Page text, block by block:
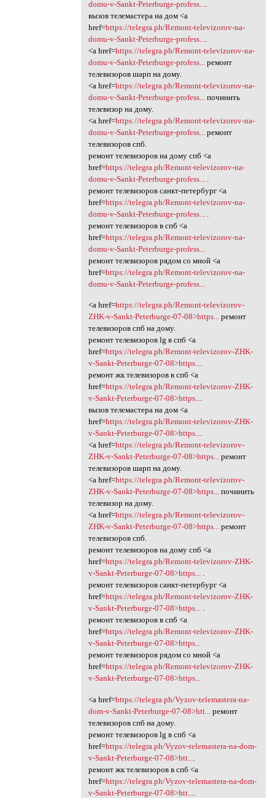
domu-v-Sankt-Peterburge-profess...
вызов телемастера на дом <a
href=https://telegra.ph/Remont-televizorov-na-
domu-v-Sankt-Peterburge-profess...
<a href=https://telegra.ph/Remont-televizorov-na-
domu-v-Sankt-Peterburge-profess...
ремонт
телевизоров шарп на дому.
<a href=https://telegra.ph/Remont-televizorov-na-
domu-v-Sankt-Peterburge-profess...
починить
телевизор на дому.
<a href=https://telegra.ph/Remont-televizorov-na-
domu-v-Sankt-Peterburge-profess...
ремонт
телевизоров спб.
ремонт телевизоров на дому спб <a
href=https://telegra.ph/Remont-televizorov-na-
domu-v-Sankt-Peterburge-profess...
ремонт телевизоров санкт-петербург <a
href=https://telegra.ph/Remont-televizorov-na-
domu-v-Sankt-Peterburge-profess...
ремонт телевизоров в спб <a
href=https://telegra.ph/Remont-televizorov-na-
domu-v-Sankt-Peterburge-profess...
ремонт телевизоров рядом со мной <a
href=https://telegra.ph/Remont-televizorov-na-
domu-v-Sankt-Peterburge-profess...
<a href=https://telegra.ph/Remont-televizorov-
ZHK-v-Sankt-Peterburge-07-08>https...ремонт
телевизоров спб на дому.
ремонт телевизоров lg в спб <a
href=https://telegra.ph/Remont-televizorov-ZHK-
v-Sankt-Peterburge-07-08>https....
ремонт жк телевизоров в спб <a
href=https://telegra.ph/Remont-televizorov-ZHK-
v-Sankt-Peterburge-07-08>https....
вызов телемастера на дом <a
href=https://telegra.ph/Remont-televizorov-ZHK-
v-Sankt-Peterburge-07-08>https....
<a href=https://telegra.ph/Remont-televizorov-
ZHK-v-Sankt-Peterburge-07-08>https...ремонт
телевизоров шарп на дому.
<a href=https://telegra.ph/Remont-televizorov-
ZHK-v-Sankt-Peterburge-07-08>https...починить
телевизор на дому.
<a href=https://telegra.ph/Remont-televizorov-
ZHK-v-Sankt-Peterburge-07-08>https...ремонт
телевизоров спб.
ремонт телевизоров на дому спб <a
href=https://telegra.ph/Remont-televizorov-ZHK-
v-Sankt-Peterburge-07-08>https....
ремонт телевизоров санкт-петербург <a
href=https://telegra.ph/Remont-televizorov-ZHK-
v-Sankt-Peterburge-07-08>https....
ремонт телевизоров в спб <a
href=https://telegra.ph/Remont-televizorov-ZHK-
v-Sankt-Peterburge-07-08>https...
ремонт телевизоров рядом со мной <a
href=https://telegra.ph/Remont-televizorov-ZHK-
v-Sankt-Peterburge-07-08>https...
<a href=https://telegra.ph/Vyzov-telemastera-na-
dom-v-Sankt-Peterburge-07-08>htt...
ремонт
телевизоров спб на дому.
ремонт телевизоров lg в спб <a
href=https://telegra.ph/Vyzov-telemastera-na-dom-
v-Sankt-Peterburge-07-08>htt...
ремонт жк телевизоров в спб <a
href=https://telegra.ph/Vyzov-telemastera-na-dom-
v-Sankt-Peterburge-07-08>htt...